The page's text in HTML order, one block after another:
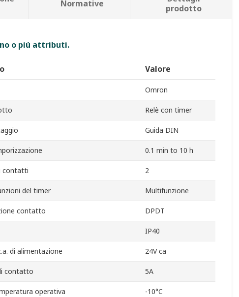
Normative
prodotto
o più attributi.
Valore
Omron
Relè con timer
Guida DIN
0.1 min to 10 h
contatti 2
del timer Multifunzione
contatto DPDT
IP40
di alimentazione 24V ca
contatto 5A
operativa -10°C